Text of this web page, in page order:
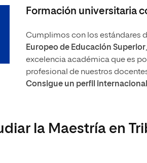
Formación universitaria
Cumplimos con los estándares
Europeo de Educación Superior
excelencia académica que es
profesional de nuestros
Consigue un perfil
la Maestría en